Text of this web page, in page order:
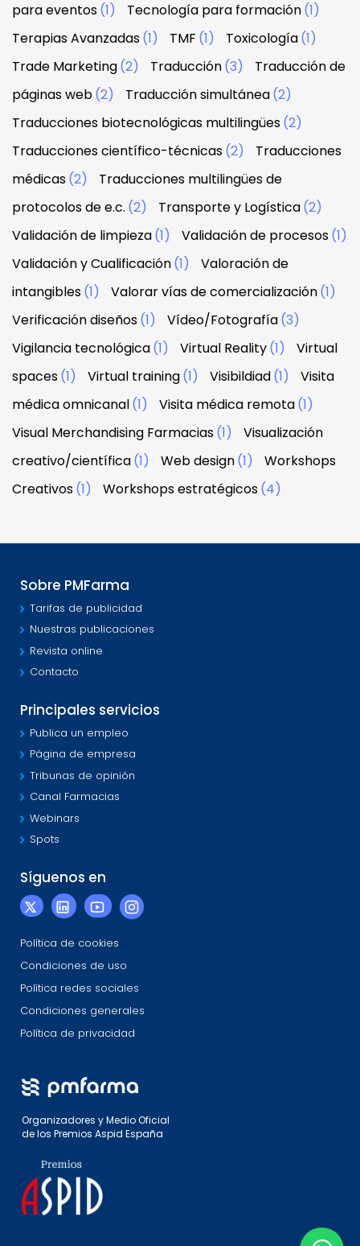
para eventos(1) Tecnología para formación(1)
Terapias Avanzadas(1) TMF (1) Toxicología(1)
Trade Marketing(2) Traducción(3)
Traducción de
páginas web(2) Traducción simultánea(2)
Traducciones biotecnológicas multilingües(2)
Traducciones científico-técnicas(2)
Traducciones
médicas(2)
Traducciones multilingües de
protocolos de e.c. (2) Transporte y Logística(2)
Validación de limpieza(1) Validación de procesos(1)
Validación y Cualificación(1)
Valoración de
intangibles(1) Valorar vías de comercialización(1)
Verificación diseños(1) Vídeo/Fotografía(3)
Vigilancia tecnológica(1) Virtual Reality(1)
Virtual
spaces(1) Virtual training(1) Visibildiad(1)
Visita
médica omnicanal(1) Visita médica remota(1)
Visual Merchandising Farmacias(1)
Visualización
creativo/científica(1) Web design(1)
Workshops
Creativos(1) Workshops estratégicos(4)
Sobre PMFarma
Tarifas de publicidad
Nuestras publicaciones
Revista online
Contacto
Principales servicios
Publica un empleo
Página de empresa
Tribunas de opinión
Canal Farmacias
Webinars
Spots
Síguenos en
Política de cookies
Condiciones de uso
Política redes sociales
Condiciones generales
Política de privacidad
Organizadores y Medio Oficial
de los Premios Aspid España